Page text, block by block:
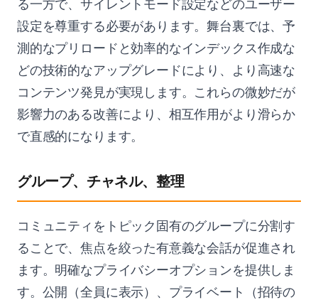
る一方で、サイレントモード設定などのユーザー
設定を尊重する必要があります。舞台裏では、予
測的なプリロードと効率的なインデックス作成な
どの技術的なアップグレードにより、より高速な
コンテンツ発見が実現します。これらの微妙だが
影響力のある改善により、相互作用がより滑らか
で直感的になります。
グループ、チャネル、整理
コミュニティをトピック固有のグループに分割す
ることで、焦点を絞った有意義な会話が促進され
ます。明確なプライバシーオプションを提供しま
す。公開（全員に表示）、プライベート（招待の